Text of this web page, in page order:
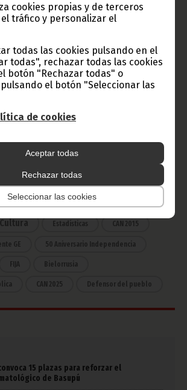
cookies propias y de terceros
tráfico y personalizar el
todas las cookies pulsando en el
todas", rechazar todas las cookies
botón "Rechazar todas" o
el botón "Seleccionar las
de cookies
Aceptar todas
Rechazar todas
Seleccionar las cookies
Nacional de Guinea
Gobierno
Presidencia
Vicepresidencia
Cultura Estadísticas CAN 2015
GE 50 Aniversario Independencia
FIJA Bielorrusia
CAN 2025 Defensor del pueblo
15 plazas para reforzar el
de Basupú